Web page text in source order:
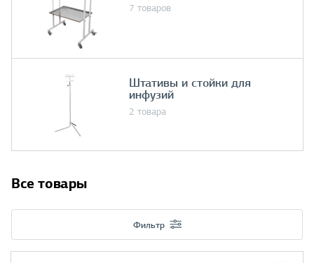
7 товаров
Штативы и стойки для
инфузий
2 товара
Все товары
Фильтр